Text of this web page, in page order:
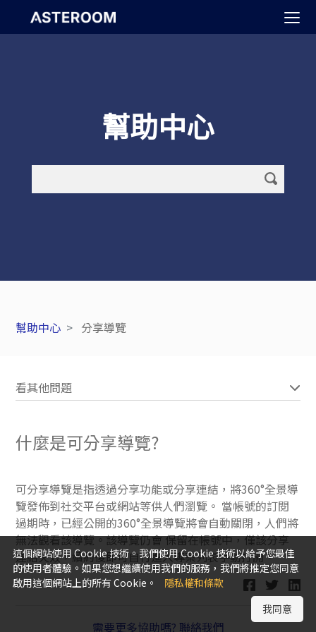
幫助中心
幫助中心 分享導覽
看其他問題
什麼是可分享導覽?
可分享導覽是指透過分享功能或分享連結，將360°全景導
覽發佈到社交平台或網站等供人們瀏覽。 當帳號的訂閱
過期時，已經公開的360°全景導覽將會自動關閉，人們將
無法觀看該導覽。該導覽仍會 保留在帳號中，僅該分享
連結失效，續約後即可自行進入專案列表手動打開。
需要更多協助嗎? 聯絡我們
這個網站使用 Cookie 技術。我們使用 Cookie 技術以給予您最佳
的使用者體驗。如果您想繼續使用我們的服務，我們將推定您同意
啟用這個網站上的所有 Cookie。
隱私權和條款
我同意